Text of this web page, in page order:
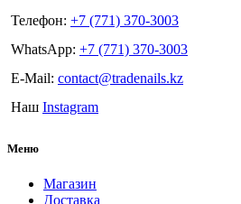
Телефон: +7 (771) 370-3003
WhatsApp: +7 (771) 370-3003
E-Mail: contact@tradenails.kz
Наш Instagram
Меню
Магазин
Доставка